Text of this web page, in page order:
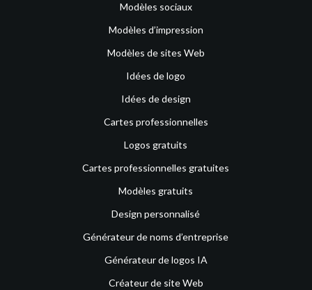
Modèles sociaux
Modèles d’impression
Modèles de sites Web
Idées de logo
Idées de design
Cartes professionnelles
Logos gratuits
Cartes professionnelles gratuites
Modèles gratuits
Design personnalisé
Générateur de noms d’entreprise
Générateur de logos IA
Créateur de site Web